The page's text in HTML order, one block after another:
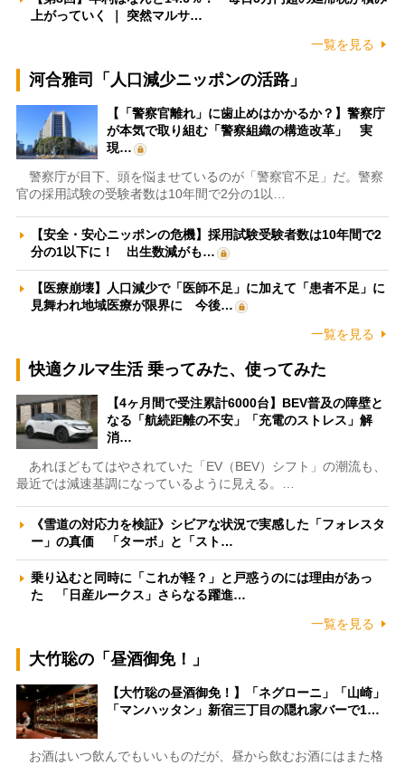
上がっていく ｜ 突然マルサ…
一覧を見る
河合雅司「人口減少ニッポンの活路」
【「警察官離れ」に歯止めはかかるか？】警察庁
が本気で取り組む「警察組織の構造改革」 実
現…
警察庁が目下、頭を悩ませているのが「警察官不足」だ。警察
官の採用試験の受験者数は10年間で2分の1以…
【安全・安心ニッポンの危機】採用試験受験者数は10年間で2
分の1以下に！ 出生数減がも…
【医療崩壊】人口減少で「医師不足」に加えて「患者不足」に
見舞われ地域医療が限界に 今後…
一覧を見る
快適クルマ生活 乗ってみた、使ってみた
【4ヶ月間で受注累計6000台】BEV普及の障壁と
なる「航続距離の不安」「充電のストレス」解
消…
あれほどもてはやされていた「EV（BEV）シフト」の潮流も、
最近では減速基調になっているように見える。…
《雪道の対応力を検証》シビアな状況で実感した「フォレスタ
ー」の真価 「ターボ」と「スト…
乗り込むと同時に「これが軽？」と戸惑うのには理由があっ
た 「日産ルークス」さらなる躍進…
一覧を見る
大竹聡の「昼酒御免！」
【大竹聡の昼酒御免！】「ネグローニ」「山崎」
「マンハッタン」新宿三丁目の隠れ家バーで1…
お酒はいつ飲んでもいいものだが、昼から飲むお酒にはまた格